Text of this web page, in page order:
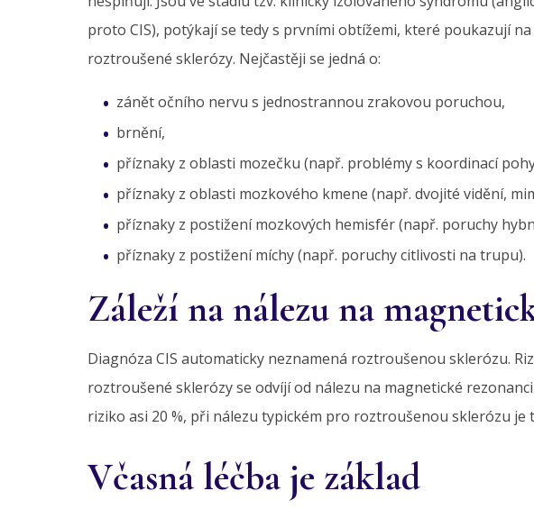
proto CIS), potýkají se tedy s prvními obtížemi, které poukazují
roztroušené sklerózy. Nejčastěji se jedná o:
zánět očního nervu s jednostrannou zrakovou poruchou,
brnění,
příznaky z oblasti mozečku (např. problémy s koordinací
příznaky z oblasti mozkového kmene (např. dvojité vidění,
příznaky z postižení mozkových hemisfér (např. poruchy
příznaky z postižení míchy (např. poruchy citlivosti na trupu).
Záleží na nálezu na
Diagnóza CIS automaticky neznamená roztroušenou sklerózu.
roztroušené sklerózy se odvíjí od nálezu na magnetické
riziko asi 20 %, při nálezu typickém pro roztroušenou sklerózu je
Včasná léčba je základ